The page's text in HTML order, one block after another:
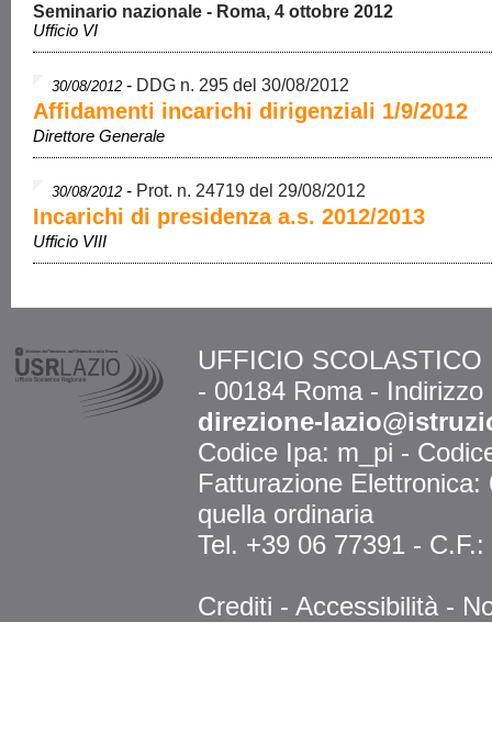
Seminario nazionale - Roma, 4 ottobre 2012
Ufficio VI
30/08/2012 - DDG n. 295 del 30/08/2012
Affidamenti incarichi dirigenziali 1/9/2012
Direttore Generale
30/08/2012 - Prot. n. 24719 del 29/08/2012
Incarichi di presidenza a.s. 2012/2013
Ufficio VIII
UFFICIO
- 00184 Roma -
direzione-
Codice Ipa: m_pi -
Fatturazione
quella ordinaria
Tel. +39 06 77391 -
Crediti - Accessibilità -